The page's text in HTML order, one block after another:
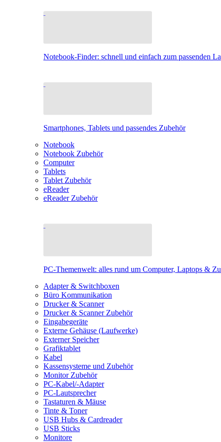
Notebook-Finder: schnell und einfach zum passenden
Smartphones, Tablets und passendes Zubehör
Notebook
Notebook Zubehör
Computer
Tablets
Tablet Zubehör
eReader
eReader Zubehör
PC-Themenwelt: alles rund um Computer, Laptops &
Adapter & Switchboxen
Büro Kommunikation
Drucker & Scanner
Drucker & Scanner Zubehör
Eingabegeräte
Externe Gehäuse (Laufwerke)
Externer Speicher
Grafiktablet
Kabel
Kassensysteme und Zubehör
Monitor Zubehör
PC-Kabel/-Adapter
PC-Lautsprecher
Tastaturen & Mäuse
Tinte & Toner
USB Hubs & Cardreader
USB Sticks
Monitore